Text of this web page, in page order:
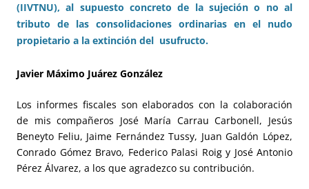
(IIVTNU), al supuesto concreto de la sujeción o no al
tributo de las consolidaciones ordinarias en el nudo
propietario a la extinción del usufructo.
Javier Máximo Juárez González
Los informes fiscales son elaborados con la colaboración
de mis compañeros José María Carrau Carbonell, Jesús
Beneyto Feliu, Jaime Fernández Tussy, Juan Galdón López,
Conrado Gómez Bravo, Federico Palasi Roig y José Antonio
Pérez Álvarez, a los que agradezco su contribución.